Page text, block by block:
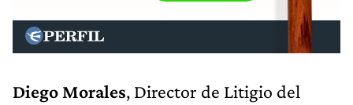
Diego Morales, Director de Litigio del